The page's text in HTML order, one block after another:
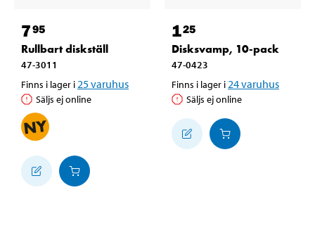
795
Rullbart diskställ
47-3011
Finns i lager i 25varuhus
Säljs ej online
125
Disksvamp, 10-pack
47-0423
Finns i lager i 24varuhus
Säljs ej online